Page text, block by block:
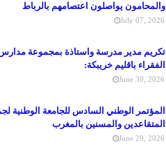
والمحامون يواصلون اعتصامهم بالرباط
July 07, 2026
تكريم مدير مدرسة واستاذة بمجموعة
الفقراء باقليم خريبكة:
June 30, 2026
المؤتمر الوطني السادس للجامعة الوطنية
المتقاعدين والمسنين بالمغرب
June 29, 2026